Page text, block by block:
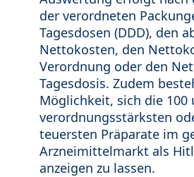
der verordneten
Tagesdosen (DDD), den
Nettokosten, den
Verordnung oder den
Tagesdosis. Zudem
Möglichkeit, sich die 100
verordnungsstärksten
teuersten Präparate im
Arzneimittelmarkt als
anzeigen zu lassen.